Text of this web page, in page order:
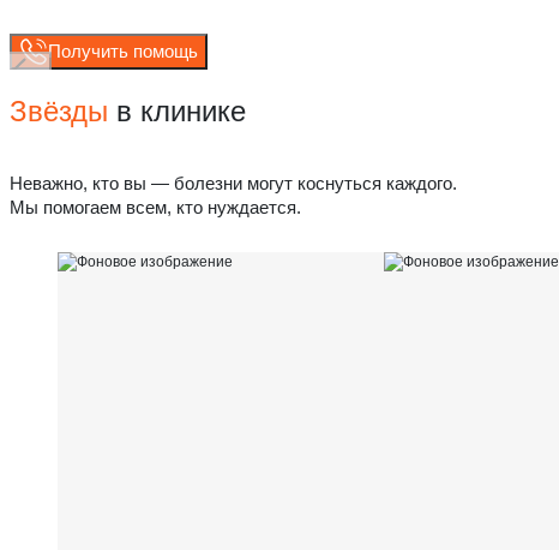
Получить помощь
Звёзды в клинике
Неважно, кто вы — болезни могут коснуться каждого.
Мы помогаем всем, кто нуждается.